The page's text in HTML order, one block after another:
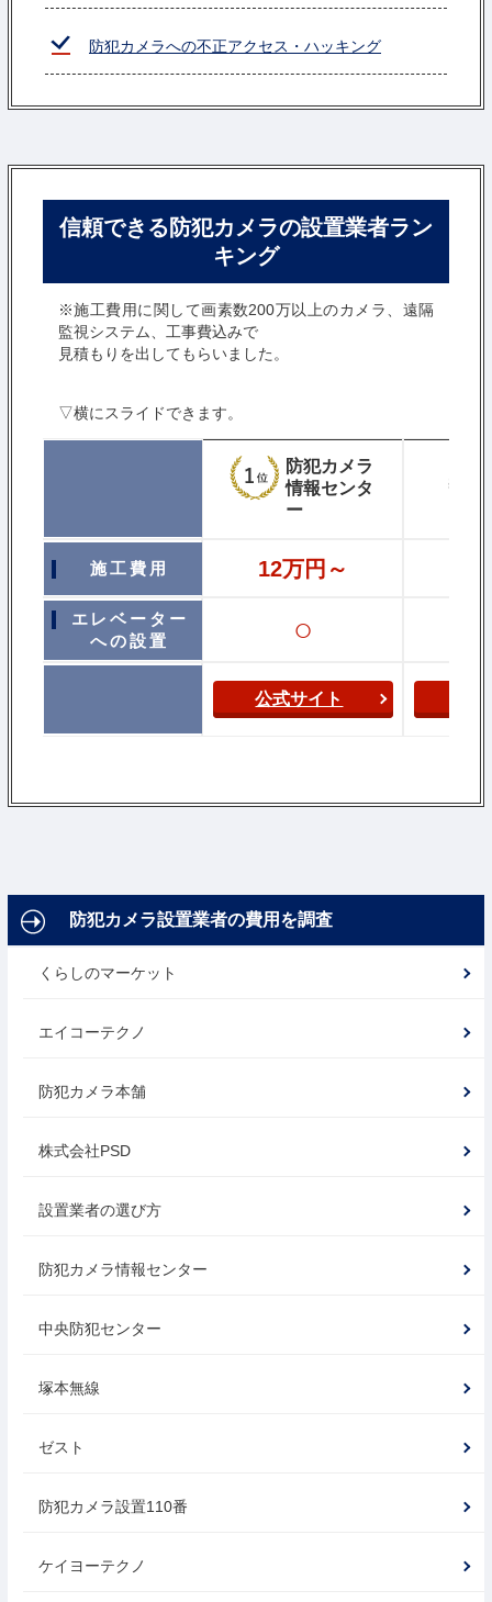
防犯カメラへの不正アクセス・ハッキング
信頼できる防犯カメラの設置業者ラン
キング
※施工費用に関して画素数200万以上のカメラ、遠隔
監視システム、工事費込みで
見積もりを出してもらいました。
▽横にスライドできます。
防犯カメラ
情報センタ
ー
施工費用 12万円～
エレベーター
への設置
○
公式サイト
防犯カメラ設置業者の費用を調査
くらしのマーケット
エイコーテクノ
防犯カメラ本舗
株式会社PSD
設置業者の選び方
防犯カメラ情報センター
中央防犯センター
塚本無線
ゼスト
防犯カメラ設置110番
ケイヨーテクノ